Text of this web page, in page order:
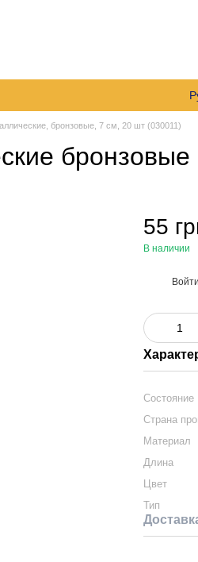
бронзовые, 7 см, 20 шт (030011)
бронзовые
55
В наличии
Войти
Состояние
Страна
Материал
Длина
Цвет
Тип